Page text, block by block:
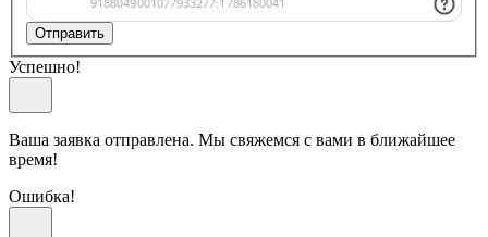
Отправить
Успешно!
Ваша заявка отправлена. Мы свяжемся с вами в ближайшее
время!
Ошибка!